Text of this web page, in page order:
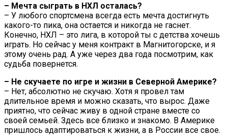
– Мечта сыграть в НХЛ осталась?
– У любого спортсмена всегда есть мечта достигнуть
какого-то пика, она остается и никогда не гаснет.
Конечно, НХЛ – это лига, в которой ты с детства хочешь
играть. Но сейчас у меня контракт в Магнитогорске, и я
этому очень рад. А уже через два года посмотрим, как
судьба повернется.
– Не скучаете по игре и жизни в Северной Америке?
– Нет, абсолютно не скучаю. Хотя я провел там
длительное время и можно сказать, что вырос. Даже
приятно, что сейчас живу в одной стране вместе со
своей семьей. Здесь все близко и знакомо. В Америке
пришлось адаптироваться к жизни, а в России все свое.